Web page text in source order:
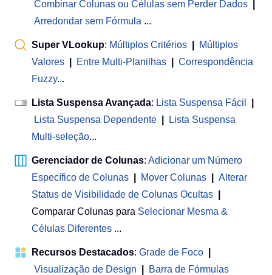
Combinar Colunas ou Células sem Perder Dados
Arredondar sem Fórmula ...
Super VLookup: Múltiplos Critérios
Múltiplos
Valores
Entre Multi-Planilhas
Correspondência
Fuzzy...
Lista Suspensa Avançada: Lista Suspensa Fácil
Lista Suspensa Dependente
Lista Suspensa
Multi-seleção...
Gerenciador de Colunas: Adicionar um Número
Específico de Colunas
Mover Colunas
Alterar
Status de Visibilidade de Colunas Ocultas
Comparar Colunas para Selecionar Mesma &
Células Diferentes ...
Recursos Destacados: Grade de Foco
Visualização de Design
Barra de Fórmulas